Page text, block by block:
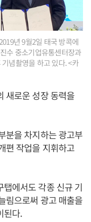
년 9월2일 태국 방콕에
수 중소기업유통센터장과
념촬영을 하고 있다. <카
새로운 성장 동력을
분을 차지하는 광고부
편 작업을 지휘하고
에서도 각종 신규 기
림으로써 광고 매출을
된다.